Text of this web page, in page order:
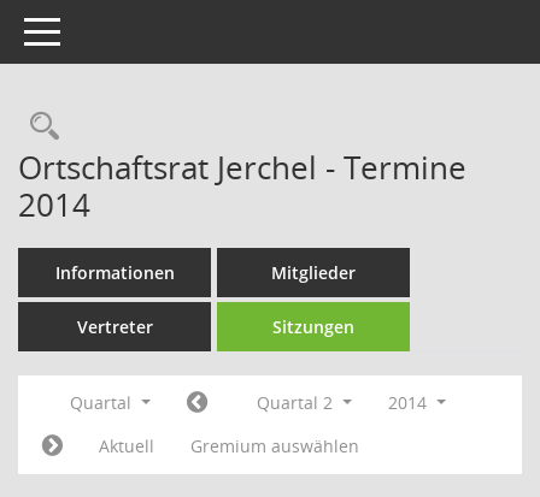
Toggle navigation
Rechercheauswahl
Ortschaftsrat Jerchel - Termine
2014
Informationen Mitglieder
Vertreter Sitzungen
Quartal Quartal 2
2014
Aktuell
Gremium auswählen